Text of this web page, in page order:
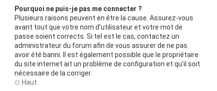
Pourquoi ne puis-je pas me connecter ?
Plusieurs raisons peuvent en être la cause. Assurez-vous
avant tout que votre nom d’utilisateur et votre mot de
passe soient corrects. Si tel est le cas, contactez un
administrateur du forum afin de vous assurer de ne pas
avoir été banni. Il est également possible que le propriétaire
du site internet ait un problème de configuration et qu’il soit
nécessaire de la corriger.
Haut